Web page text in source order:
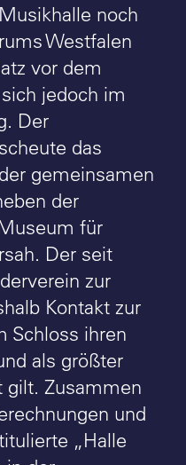
noch
Westfalen
vor dem
jedoch im
Der
das
gemeinsamen
der
für
Der seit
zur
Kontakt zur
Schloss ihren
als größter
gilt. Zusammen
und
„Halle